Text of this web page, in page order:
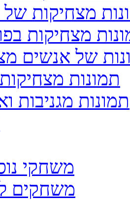
מצחיקות
מצחיקות
של אנשים
תמונות
תמונות מגניבות
משחקי
משחקים